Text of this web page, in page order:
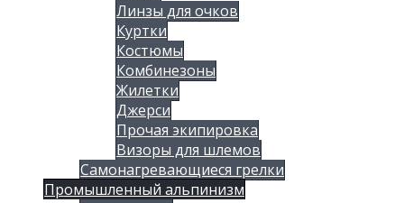
Линзы для очков
Куртки
Костюмы
Комбинезоны
Жилетки
Джерси
Прочая экипировка
Визоры для шлемов
Самонагревающиеся грелки
Промышленный альпинизм